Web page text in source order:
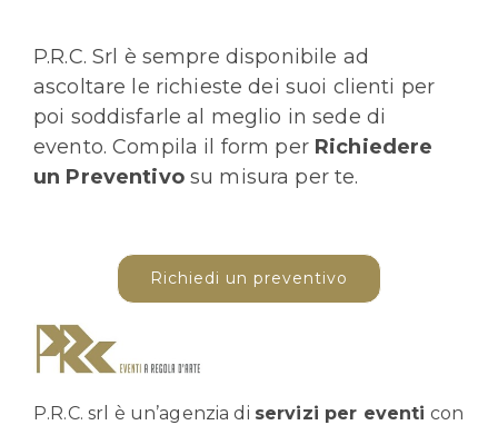
P.R.C. Srl è sempre disponibile ad
ascoltare le richieste dei suoi clienti per
poi soddisfarle al meglio in sede di
evento. Compila il form per Richiedere
un Preventivosu misura per te.
Richiedi un preventivo
P.R.C. srl è un’agenzia di servizi per eventi con